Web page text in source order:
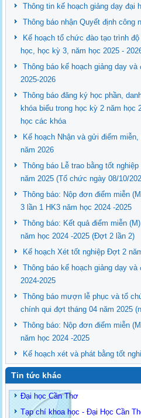
Thông tin kế hoạch giảng dạy đại
Thông báo nhận Quyết định công
Kế hoạch tổ chức đào tạo trình
học, học kỳ 3, năm học 2025 -
Thông báo kế hoạch giảng dạy
2025-2026
Thông báo đăng ký học phần,
khóa biểu trong học kỳ 2 năm học
học các khóa
Kế hoạch Nhận và gửi điểm
năm 2026
Thông báo Lễ trao bằng tốt
năm 2025 (Tổ chức ngày 08/10/
Thông báo: Nộp đơn điểm miễn
3 lần 1 HK3 năm học 2024 -2025
Thông báo: Kết quả điểm miễn
năm học 2024 -2025 (Đợt 2 lần 2)
Kế hoạch Xét tốt nghiệp Đợt 2
Thông báo kế hoạch giảng dạy
2024-2025
Thông báo mượn lễ phục và tổ
chính qui đợt tháng 04 năm 2025
Thông báo: Nộp đơn điểm miễn
năm học 2024 -2025
Kế hoạch xét và phát bằng tốt
Tin tức khác
Đại học Cần Thơ
Tạp chí khoa học - Đại Học Cần